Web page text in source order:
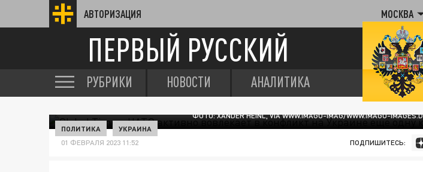
АВТОРИЗАЦИЯ МОСКВА
ПЕРВЫЙ РУССКИЙ
РУБРИКИ НОВОСТИ АНАЛИТИКА
ФОТО: XANDER HEINL, VIA WWW.IMAGO-IMAG/WWW.IMAGO-
ПОЛИТИКА УКРАИНА
01 ФЕВРАЛЯ 2023 11:52 ПОДПИШИТЕСЬ: